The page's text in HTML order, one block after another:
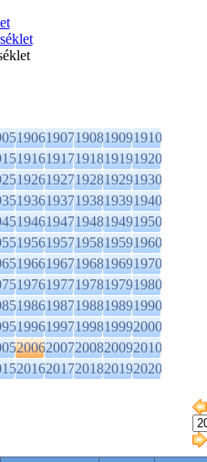
19061907190819091910
19161917191819191920
19261927192819291930
19361937193819391940
19461947194819491950
19561957195819591960
19661967196819691970
19761977197819791980
19861987198819891990
19961997199819992000
20062007200820092010
20162017201820192020